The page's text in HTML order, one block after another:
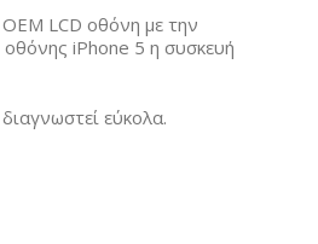
ΟΕΜ LCD οθόνη με την
iPhone 5 η συσκευή
εύκολα.